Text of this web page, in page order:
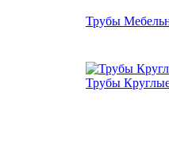
Трубы
Трубы